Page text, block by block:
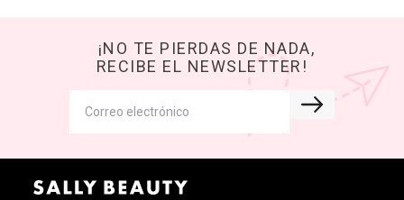
¡NO TE PIERDAS DE NADA,
RECIBE EL NEWSLETTER!